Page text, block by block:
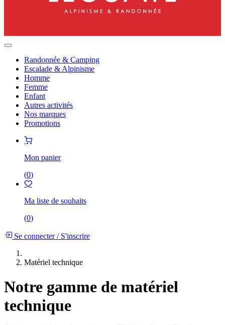
Randonnée & Camping
Escalade & Alpinisme
Homme
Femme
Enfant
Autres activités
Nos marques
Promotions
Mon panier
(0)
Ma liste de souhaits
(0)
Se connecter/S'inscrire
Matériel technique
Notre gamme de matériel
technique